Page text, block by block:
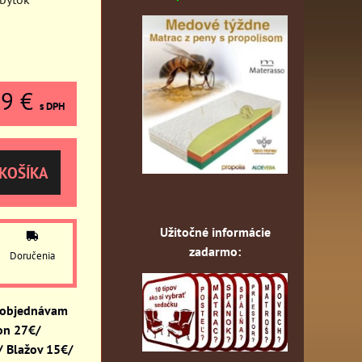
€ s DPH
Doručenia
27€/
Blažov 15€/
Užitočné informácie
zadarmo: